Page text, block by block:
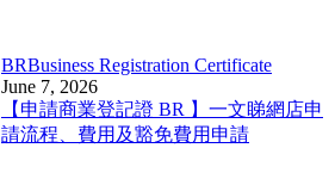
BRBusiness Registration Certificate
June 7, 2026
【申請商業登記證 BR 】一文睇網店申
請流程、費用及豁免費用申請